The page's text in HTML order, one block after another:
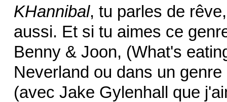
KHannibal, tu parles de
aussi. Et si tu aimes ce
Benny & Joon, (What's
Neverland ou dans un
(avec Jake Gylenhall que